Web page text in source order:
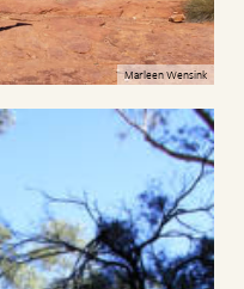
Marleen Wensink